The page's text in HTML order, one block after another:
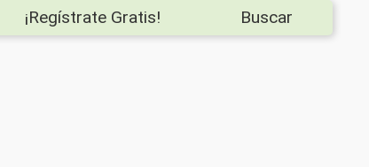
¡Regístrate Gratis! Buscar